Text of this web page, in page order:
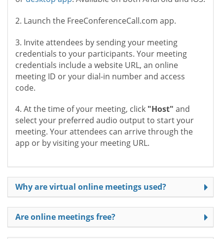
2. Launch the FreeConferenceCall.com app.
3. Invite attendees by sending your meeting
credentials to your participants. Your meeting
credentials include a website URL, an online
meeting ID or your dial-in number and access
code.
4. At the time of your meeting, click "Host" and
select your preferred audio output to start your
meeting. Your attendees can arrive through the
app or by visiting your meeting URL.
Why are virtual online meetings used?
Are online meetings free?